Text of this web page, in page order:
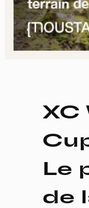
XC
Le
de